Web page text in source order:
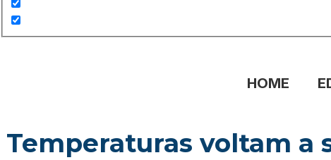
HOME
Temperaturas voltam a